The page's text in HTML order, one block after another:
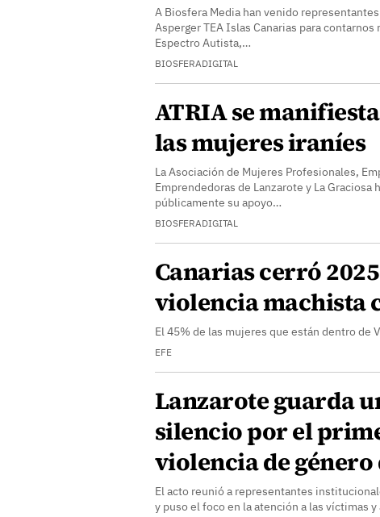
A Biosfera Media han venido
Asperger TEA Islas Canarias para
Espectro Autista,…
BIOSFERADIGITAL
ATRIA se
las mujeres iraníes
La Asociación de Mujeres Profesionales,
Emprendedoras de Lanzarote y La Graciosa
públicamente su apoyo…
BIOSFERADIGITAL
Canarias cerró
violencia machista
El 45% de las mujeres que están dentro de
EFE
Lanzarote guarda
silencio por el
violencia de género
El acto reunió a representantes
y puso el foco en la atención a las víctimas